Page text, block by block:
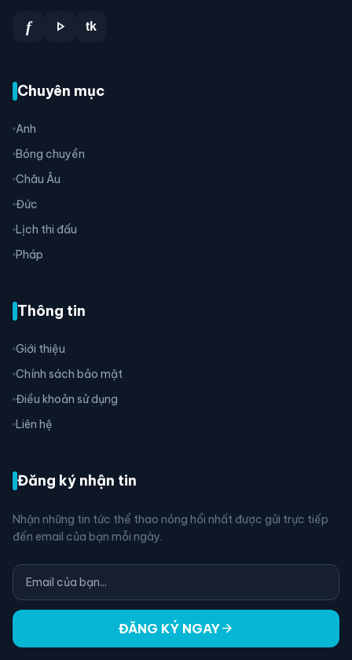
f play_arrow tk
Chuyên mục
Anh
Bóng chuyền
Châu Âu
Đức
Lịch thi đấu
Pháp
Thông tin
Giới thiệu
Chính sách bảo mật
Điều khoản sử dụng
Liên hệ
Đăng ký nhận tin
Nhận những tin tức thể thao nóng hổi nhất được gửi trực tiếp
đến email của bạn mỗi ngày.
ĐĂNG KÝ NGAYarrow_forward